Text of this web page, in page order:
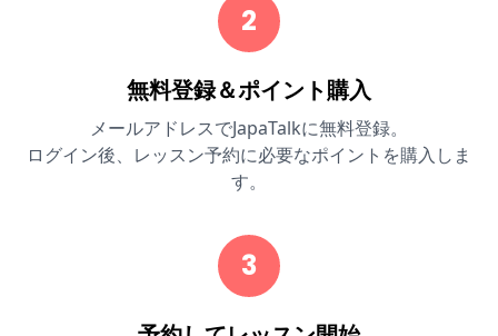
2
無料登録＆ポイント購入
メールアドレスでJapaTalkに無料登録。
ログイン後、レッスン予約に必要なポイントを購入しま
す。
3